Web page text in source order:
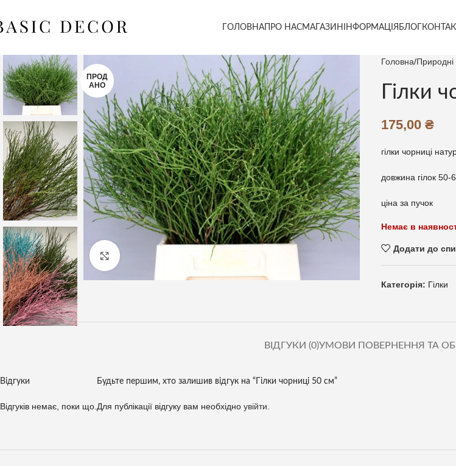
ГОЛОВНАПРО НАСМАГАЗИН ІНФОРМАЦІЯ БЛОГ
ПРОД
АНО
Клацніть, щоб збільшити
Головна Природні
Гілки
175,00 ₴
гілки чорниці
довжина гілок 50-
ціна за пучок
Немає в
Додати до
Категорія: Гілки
ВІДГУКИ (0)УМОВИ ПОВЕРНЕННЯ ТА
Відгуки
Відгуків немає, поки що.
Будьте першим, хто залишив відгук на “Гілки чорниці 50 см”
Для публікації відгуку вам необхідно увійти